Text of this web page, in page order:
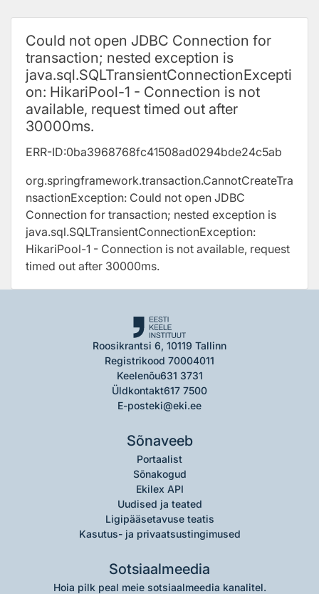
Could not open JDBC Connection for
transaction; nested exception is
java.sql.SQLTransientConnectionExcepti
on: HikariPool-1 - Connection is not
available, request timed out after
30000ms.
ERR-ID:0ba3968768fc41508ad0294bde24c5ab
org.springframework.transaction.CannotCreateTra
nsactionException: Could not open JDBC
Connection for transaction; nested exception is
java.sql.SQLTransientConnectionException:
HikariPool-1 - Connection is not available, request
timed out after 30000ms.
Roosikrantsi 6, 10119 Tallinn
Registrikood 70004011
Keelenõu631 3731
Üldkontakt617 7500
E-posteki@eki.ee
Sõnaveeb
Portaalist
Sõnakogud
Ekilex API
Uudised ja teated
Ligipääsetavuse teatis
Kasutus- ja privaatsustingimused
Sotsiaalmeedia
Hoia pilk peal meie sotsiaalmeedia kanalitel.